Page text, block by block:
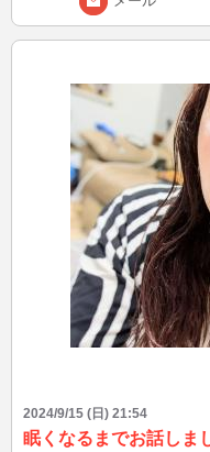
2024/9/15 (日) 21:54
眠くなるまでお話しま